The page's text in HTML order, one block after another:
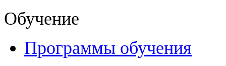
Обучение
Программы обучения